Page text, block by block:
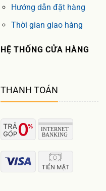
Hướng dẫn đặt hàng
Thời gian giao hàng
HỆ THỐNG CỬA HÀNG
THANH TOÁN